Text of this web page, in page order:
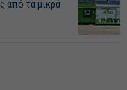
από τα μικρά